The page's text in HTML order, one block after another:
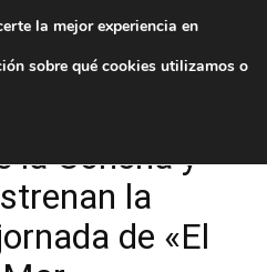
la Concha y
la
de «El
la mejor experiencia en
sobre qué cookies utilizamos o